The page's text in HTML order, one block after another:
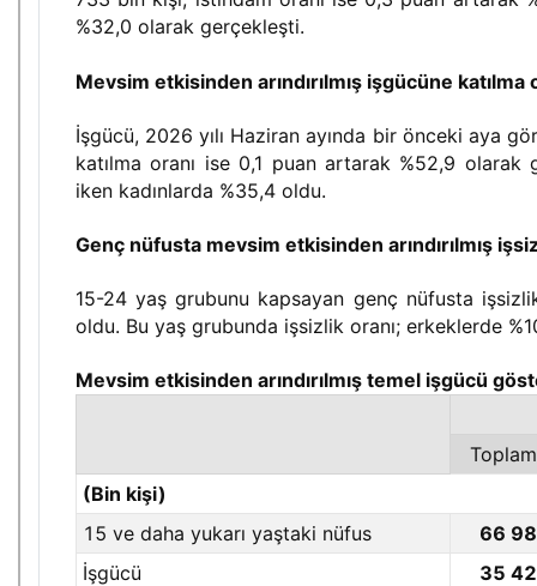
%32,0 olarak gerçekleşti.
Mevsim etkisinden arındırılmış işgücüne
İşgücü, 2026 yılı Haziran ayında bir önceki aya
katılma oranı ise 0,1 puan artarak %52,9 olarak
iken kadınlarda %35,4 oldu.
Genç nüfusta mevsim etkisinden arındırılmış
15-24 yaş grubunu kapsayan genç nüfusta
oldu. Bu yaş grubunda işsizlik oranı; erkeklerde
Mevsim etkisinden arındırılmış temel işgücü
Toplam
(Bin kişi)
15 ve daha yukarı yaştaki nüfus
66
İşgücü
35